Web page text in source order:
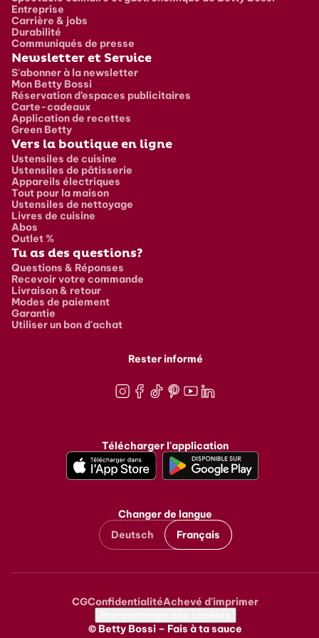
Entreprise
Carrière & jobs
Durabilité
Communiqués de presse
Newsletter et Service
S'abonner à la newsletter
Mon Betty Bossi
Réservation d’espaces publicitaires
Carte-cadeaux
Application de recettes
Green Betty
Vers la boutique en ligne
Ustensiles de cuisine
Ustensiles de pâtisserie
Appareils électriques
Tout pour la maison
Ustensiles de nettoyage
Livres de cuisine
Abos
Outlet %
Tu as des questions?
Questions & Réponses
Recevoir votre commande
Livraison & retour
Modes de paiement
Garantie
Utiliser un bon d'achat
Rester informé
Télécharger l'application
Changer de langue
Deutsch
Français
Metanavigation
CGConfidentialitéAchevé d'imprimer
© Betty Bossi – Fais à ta sauce